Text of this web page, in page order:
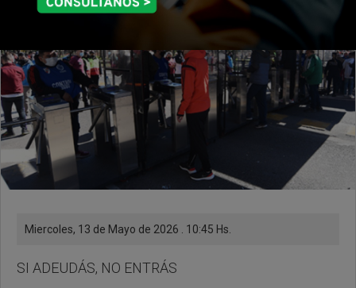
Miercoles, 13 de Mayo de 2026 . 10:45 Hs.
SI ADEUDÁS, NO ENTRÁS